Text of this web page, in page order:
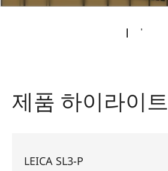
제품 하이라이트
LEICA SL3-P